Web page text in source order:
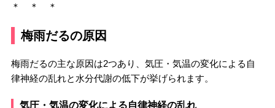
＊ ＊ ＊
梅雨だるの原因
梅雨だるの主な原因は2つあり、気圧・気温の変化による自
律神経の乱れと水分代謝の低下が挙げられます。
気圧・気温の変化による自律神経の乱れ